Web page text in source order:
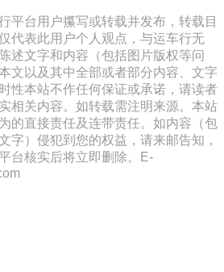
平台用户攥写或转载并发布，转载目
代表此用户个人观点，与运车行无
述文字和内容（包括图片版权等问
文以及其中全部或者部分内容、文字
性本站不作任何保证或承诺，请读者
相关内容。如转载需注明来源。本站
的直接责任及连带责任。如内容（包
字）侵犯到您的权益，请来邮告知，
台核实后将立即删除。E-